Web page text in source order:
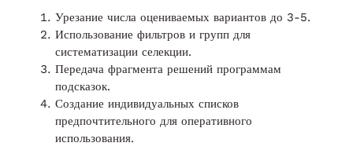
Урезание числа оцениваемых вариантов до 3-5.
Использование фильтров и групп для
систематизации селекции.
Передача фрагмента решений программам
подсказок.
Создание индивидуальных списков
предпочтительного для оперативного
использования.